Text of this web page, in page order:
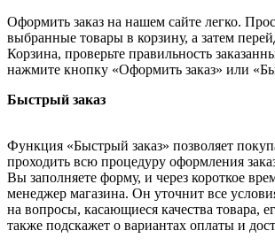
Оформить заказ на нашем сайте легко.
выбранные товары в корзину, а затем
Корзина, проверьте правильность
нажмите кнопку «Оформить заказ» или
Быстрый заказ
Функция «Быстрый заказ» позволяет
проходить всю процедуру оформления
Вы заполняете форму, и через короткое
менеджер магазина. Он уточнит все
на вопросы, касающиеся качества товара,
также подскажет о вариантах оплаты и